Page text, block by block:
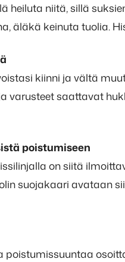
heiluta niitä, sillä
äläkä keinuta tuolia.
kiinni ja vältä
varusteet saattavat
poistumiseen
on siitä
suojakaari avataan